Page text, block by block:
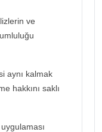
ve
aynı kalmak
hakkını saklı